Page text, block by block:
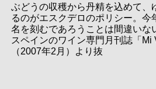
ぶどうの収穫から丹精を込めて、
るのがエスクデロのポリシー。今
名を刻むであろうことは間違いな
スペインのワイン専門月刊誌「Mi
（2007年2月）より抜